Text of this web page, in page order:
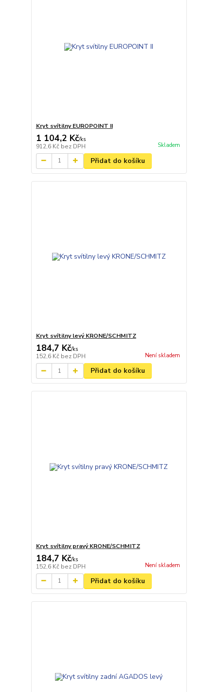
Kryt svítilny EUROPOINT II
1 104,2 Kč/ks
912,6 Kč bez DPH Skladem
Přidat do košíku
Kryt svítilny levý KRONE/SCHMITZ
184,7 Kč/ks
152,6 Kč bez DPH Není skladem
Přidat do košíku
Kryt svítilny pravý KRONE/SCHMITZ
184,7 Kč/ks
152,6 Kč bez DPH Není skladem
Přidat do košíku